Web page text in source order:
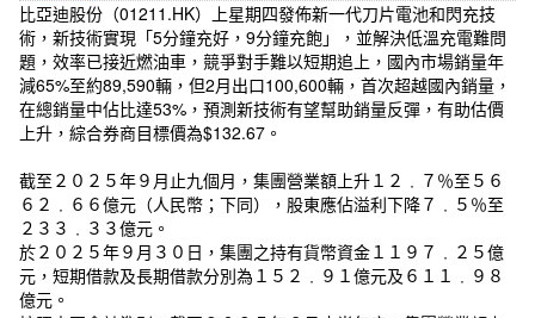
比亞迪股份（01211.HK）上星期四發佈新一代刀片電池和閃充技
術，新技術實現「5分鐘充好，9分鐘充飽」，並解決低溫充電難問
題，效率已接近燃油車，競爭對手難以短期追上，國內市場銷量年
減65%至約89,590輛，但2月出口100,600輛，首次超越國內銷量，
在總銷量中佔比達53%，預測新技術有望幫助銷量反彈，有助估價
上升，綜合券商目標價為$132.67。
截至２０２５年９月止九個月，集團營業額上升１２﹒７％至５６
６２﹒６６億元（人民幣；下同），股東應佔溢利下降７﹒５％至
２３３﹒３３億元。
於２０２５年９月３０日，集團之持有貨幣資金１１９７﹒２５億
元，短期借款及長期借款分別為１５２﹒９１億元及６１１﹒９８
億元。